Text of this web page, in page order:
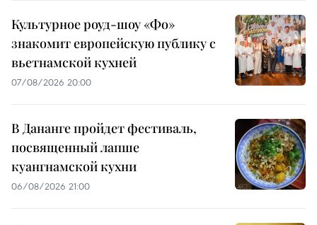
Культурное роуд-шоу «Фо»
знакомит европейскую публику с
вьетнамской кухней
07/08/2026 20:00
В Дананге пройдет фестиваль,
посвященный лапше
куангнамской кухни
06/08/2026 21:00